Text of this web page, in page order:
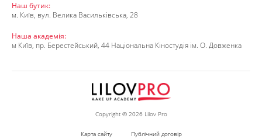
Наш бутик:
м. Київ, вул. Велика Васильківська, 28
Наша академія:
м Київ, пр. Берестейський, 44 Національна Кіностудія ім. О. Довженка
Copyright © 2026 Lilov Pro
Карта сайту Публічний договір